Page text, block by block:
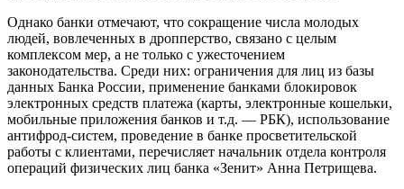
Однако банки отмечают, что сокращение числа молодых
людей, вовлеченных в дропперство, связано с целым
комплексом мер, а не только с ужесточением
законодательства. Среди них: ограничения для лиц из базы
данных Банка России, применение банками блокировок
электронных средств платежа (карты, электронные кошельки,
мобильные приложения банков и т.д. — РБК), использование
антифрод-систем, проведение в банке просветительской
работы с клиентами, перечисляет начальник отдела контроля
операций физических лиц банка «Зенит» Анна Петрищева.